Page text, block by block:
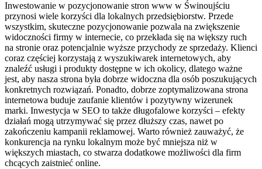
Inwestowanie w pozycjonowanie stron www w Świnoujściu
przynosi wiele korzyści dla lokalnych przedsiębiorstw. Przede
wszystkim, skuteczne pozycjonowanie pozwala na zwiększenie
widoczności firmy w internecie, co przekłada się na większy ruch
na stronie oraz potencjalnie wyższe przychody ze sprzedaży. Klienci
coraz częściej korzystają z wyszukiwarek internetowych, aby
znaleźć usługi i produkty dostępne w ich okolicy, dlatego ważne
jest, aby nasza strona była dobrze widoczna dla osób poszukujących
konkretnych rozwiązań. Ponadto, dobrze zoptymalizowana strona
internetowa buduje zaufanie klientów i pozytywny wizerunek
marki. Inwestycja w SEO to także długofalowe korzyści – efekty
działań mogą utrzymywać się przez dłuższy czas, nawet po
zakończeniu kampanii reklamowej. Warto również zauważyć, że
konkurencja na rynku lokalnym może być mniejsza niż w
większych miastach, co stwarza dodatkowe możliwości dla firm
chcących zaistnieć online.